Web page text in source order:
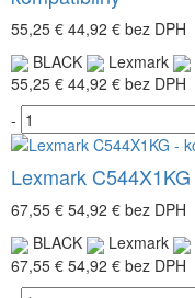
55,25 € 44,92 € bez DPH
BLACK
Lexmark
55,25 € 44,92 € bez DPH
-
Lexmark
67,55 € 54,92 € bez DPH
BLACK
Lexmark
67,55 € 54,92 € bez DPH